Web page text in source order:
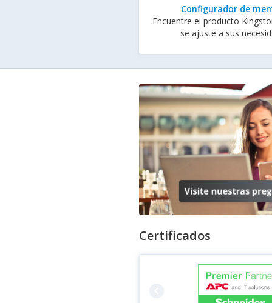
Configurador de
Encuentre el producto
se ajuste a sus
Certificados